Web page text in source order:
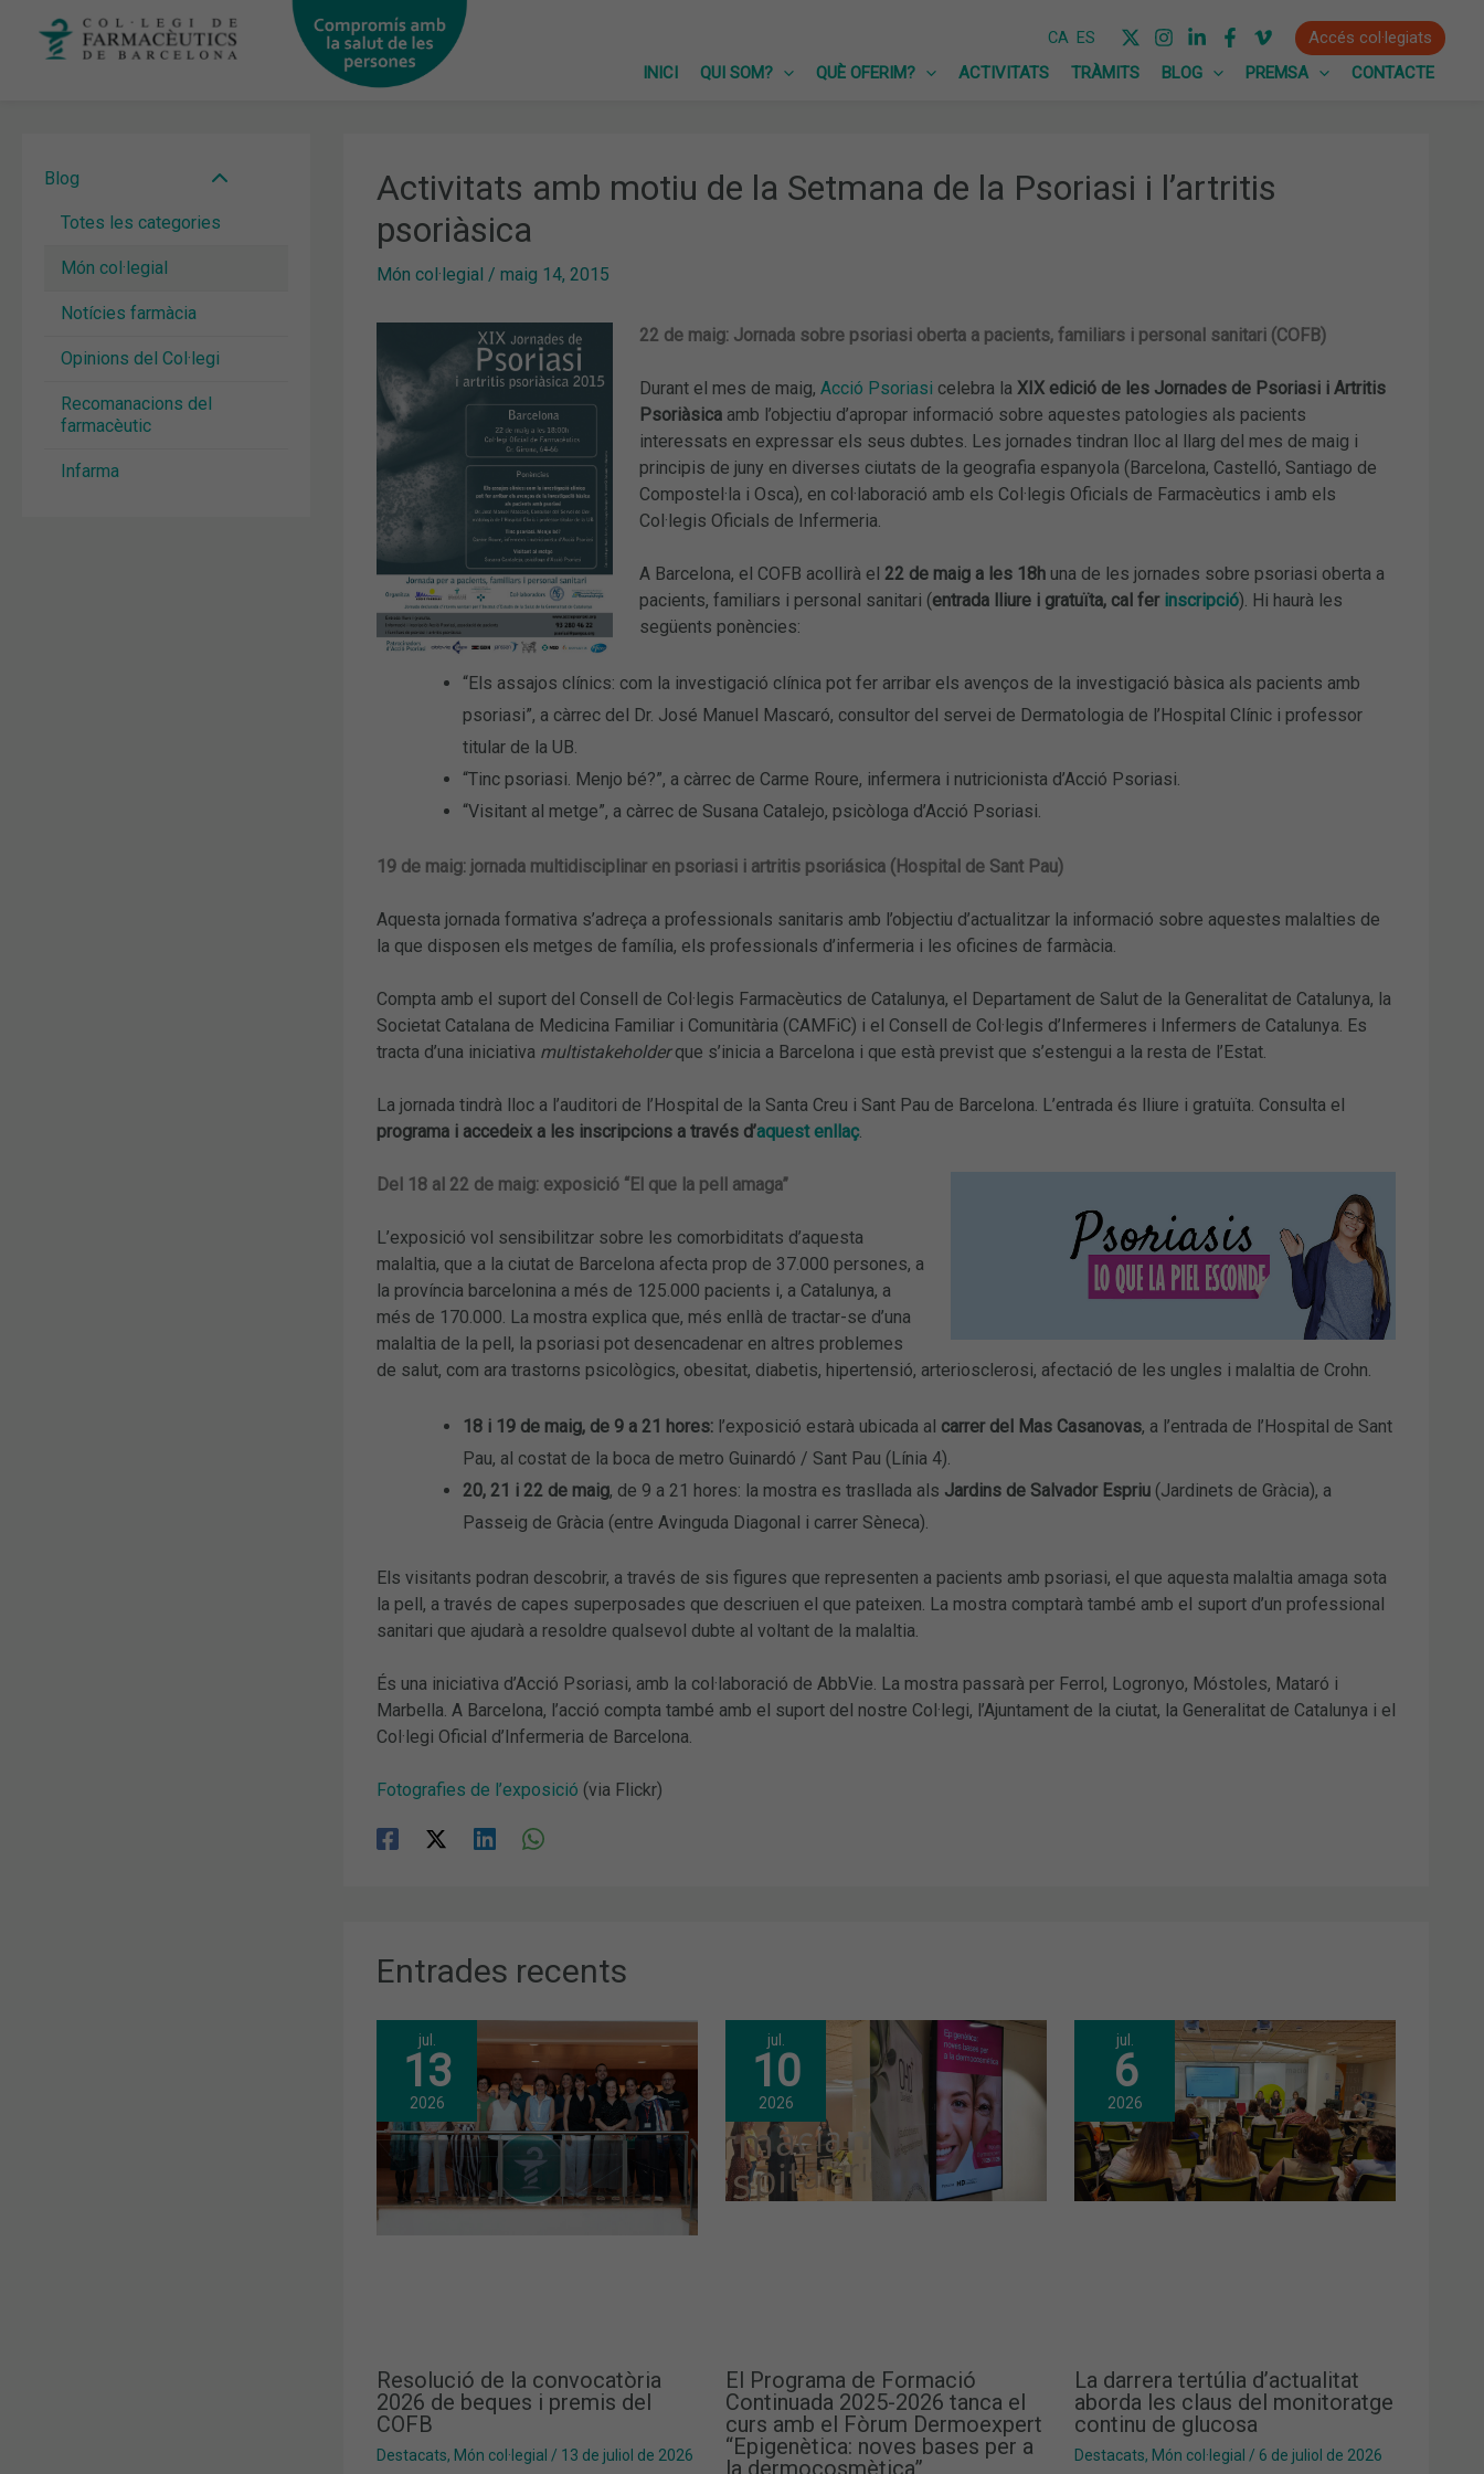
CA ES
Accés col·legiats
INICI
QUI SOM? QUÈ OFERIM? ACTIVITATS TRÀMITS BLOG PREMSA CONTACTE
Blog
Totes les categories
Món col·legial
Notícies farmàcia
Opinions del Col·legi
Recomanacions del
farmacèutic
Infarma
Activitats amb motiu de la Setmana de la Psoriasi i l’artritis
psoriàsica
Món col·legial / maig 14, 2015
22 de maig: Jornada sobre psoriasi oberta a pacients, familiars i personal sanitari (COFB)
Durant el mes de maig, Acció Psoriasi celebra la XIX edició de les Jornades de Psoriasi i Artritis
Psoriàsicaamb l’objectiu d’apropar informació sobre aquestes patologies als pacients
interessats en expressar els seus dubtes. Les jornades tindran lloc al llarg del mes de maig i
principis de juny en diverses ciutats de la geografia espanyola (Barcelona, ​​Castelló, Santiago de
Compostel·la i Osca), en col·laboració amb els Col·legis Oficials de Farmacèutics i amb els
Col·legis Oficials de Infermeria.
A Barcelona, el COFB acollirà el 22 de maig a les 18huna de les jornades sobre psoriasi oberta a
pacients, familiars i personal sanitari (entrada lliure i gratuïta, cal fer inscripció). Hi haurà les
següents ponències:
“Els assajos clínics: com la investigació clínica pot fer arribar els avenços de la investigació bàsica als pacients amb
psoriasi”, a càrrec del Dr. José Manuel Mascaró, consultor del servei de Dermatologia de l’Hospital Clínic i professor
titular de la UB.
“Tinc psoriasi. Menjo bé?”, a càrrec de Carme Roure, infermera i nutricionista d’Acció Psoriasi.
“Visitant al metge”, a càrrec de Susana Catalejo, psicòloga d’Acció Psoriasi.
19 de maig: jornada multidisciplinar en psoriasi i artritis psoriásica (Hospital de Sant Pau)
Aquesta jornada formativa s’adreça a professionals sanitaris amb l’objectiu d’actualitzar la informació sobre aquestes malalties de
la que disposen els metges de família, els professionals d’infermeria i les oficines de farmàcia.
Compta amb el suport del Consell de Col·legis Farmacèutics de Catalunya, el Departament de Salut de la Generalitat de Catalunya, la
Societat Catalana de Medicina Familiar i Comunitària (CAMFiC) i el Consell de Col·legis d’Infermeres i Infermers de Catalunya. Es
tracta d’una iniciativa multistakeholderque s’inicia a Barcelona i que està previst que s’estengui a la resta de l’Estat.
La jornada tindrà lloc a l’auditori de l’Hospital de la Santa Creu i Sant Pau de Barcelona. L’entrada és lliure i gratuïta. Consulta el
programa i accedeix a les inscripcions a través d’aquest enllaç.
Del 18 al 22 de maig: exposició “El que la pell amaga”
L’exposició vol sensibilitzar sobre les comorbiditats d’aquesta
malaltia, que a la ciutat de Barcelona afecta prop de 37.000 persones, a
la província barcelonina a més de 125.000 pacients i, a Catalunya, a
més de 170.000. La mostra explica que, més enllà de tractar-se d’una
malaltia de la pell, la psoriasi pot desencadenar en altres problemes
de salut, com ara trastorns psicològics, obesitat, diabetis, hipertensió, arteriosclerosi, afectació de les ungles i malaltia de Crohn.
18 i 19 de maig, de 9 a 21 hores:l’exposició estarà ubicada al carrer del Mas Casanovas, a l’entrada de l’Hospital de Sant
Pau, al costat de la boca de metro Guinardó / Sant Pau (Línia 4).
20, 21 i 22 de maig, de 9 a 21 hores: la mostra es trasllada als Jardins de Salvador Espriu(Jardinets de Gràcia), a
Passeig de Gràcia (entre Avinguda Diagonal i carrer Sèneca).
Els visitants podran descobrir, a través de sis figures que representen a pacients amb psoriasi, el que aquesta malaltia amaga sota
la pell, a través de capes superposades que descriuen el que pateixen. La mostra comptarà també amb el suport d’un professional
sanitari que ajudarà a resoldre qualsevol dubte al voltant de la malaltia.
És una iniciativa d’Acció Psoriasi, amb la col·laboració de AbbVie. La mostra passarà per Ferrol, Logronyo, Móstoles, Mataró i
Marbella. A Barcelona, ​​l’acció compta també amb el suport del nostre Col·legi, l’Ajuntament de la ciutat, la Generalitat de Catalunya i el
Col·legi Oficial d’Infermeria de Barcelona.
Fotografies de l’exposició (via Flickr)
Entrades recents
jul.
13
2026
Resolució de la convocatòria
2026 de beques i premis del
COFB
Destacats, Món col·legial / 13 de juliol de 2026
jul.
10
2026
El Programa de Formació
Continuada 2025-2026 tanca el
curs amb el Fòrum Dermoexpert
“Epigenètica: noves bases per a
jul.
6
2026
La darrera tertúlia d’actualitat
aborda les claus del monitoratge
continu de glucosa
Destacats, Món col·legial / 6 de juliol de 2026